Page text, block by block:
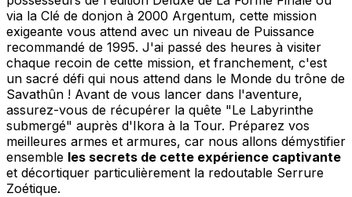
via la Clé de donjon à 2000 Argentum, cette mission
exigeante vous attend avec un niveau de Puissance
recommandé de 1995. J'ai passé des heures à visiter
chaque recoin de cette mission, et franchement, c'est
un sacré défi qui nous attend dans le Monde du trône de
Savathûn ! Avant de vous lancer dans l'aventure,
assurez-vous de récupérer la quête "Le Labyrinthe
submergé" auprès d'Ikora à la Tour. Préparez vos
meilleures armes et armures, car nous allons démystifier
ensemble les secrets de cette expérience captivante
et décortiquer particulièrement la redoutable Serrure
Zoétique.